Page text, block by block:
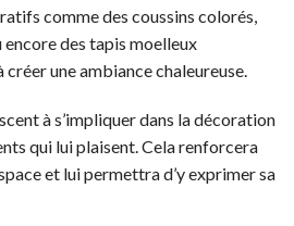
comme des coussins colorés,
des tapis moelleux
une ambiance chaleureuse.
à s’impliquer dans la décoration
qui lui plaisent. Cela renforcera
et lui permettra d’y exprimer sa